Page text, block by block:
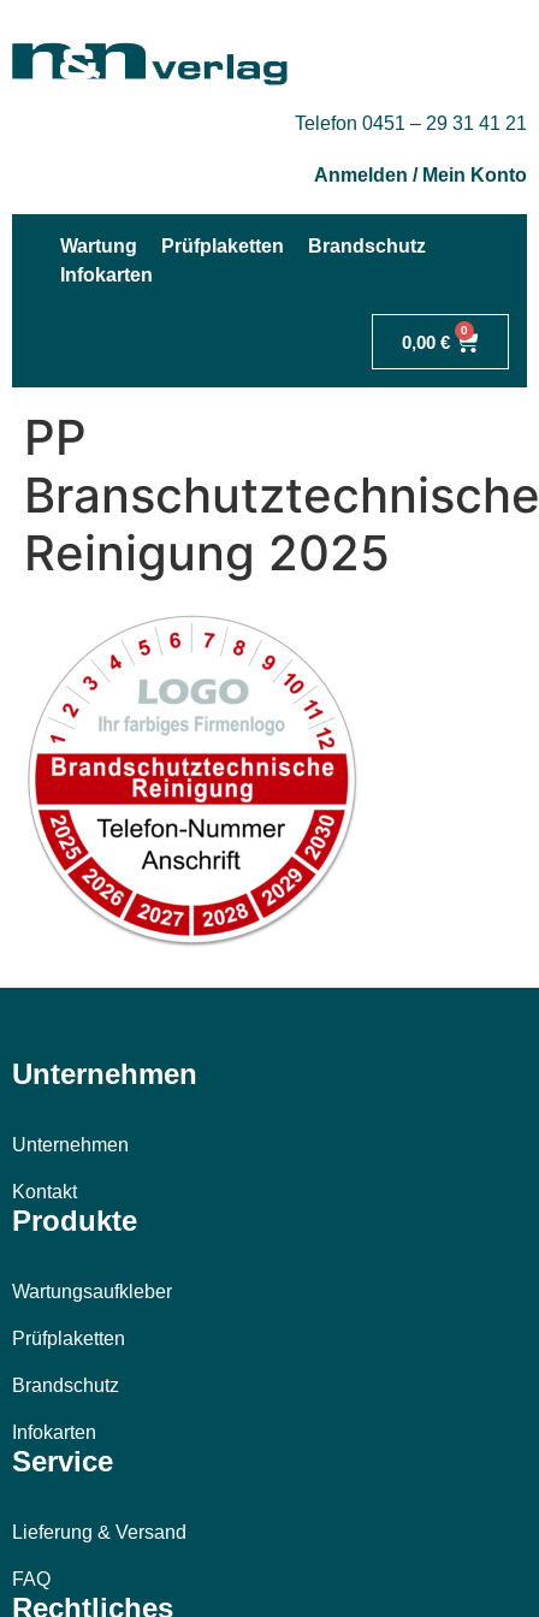
Telefon 0451 – 29 31 41 21
Anmelden / Mein Konto
Wartung Prüfplaketten
Brandschutz
Infokarten
0,00 €
0
PP
Branschutztechnische
Reinigung 2025
Unternehmen
Unternehmen
Kontakt
Produkte
Wartungsaufkleber
Prüfplaketten
Brandschutz
Infokarten
Service
Lieferung & Versand
FAQ
Rechtliches